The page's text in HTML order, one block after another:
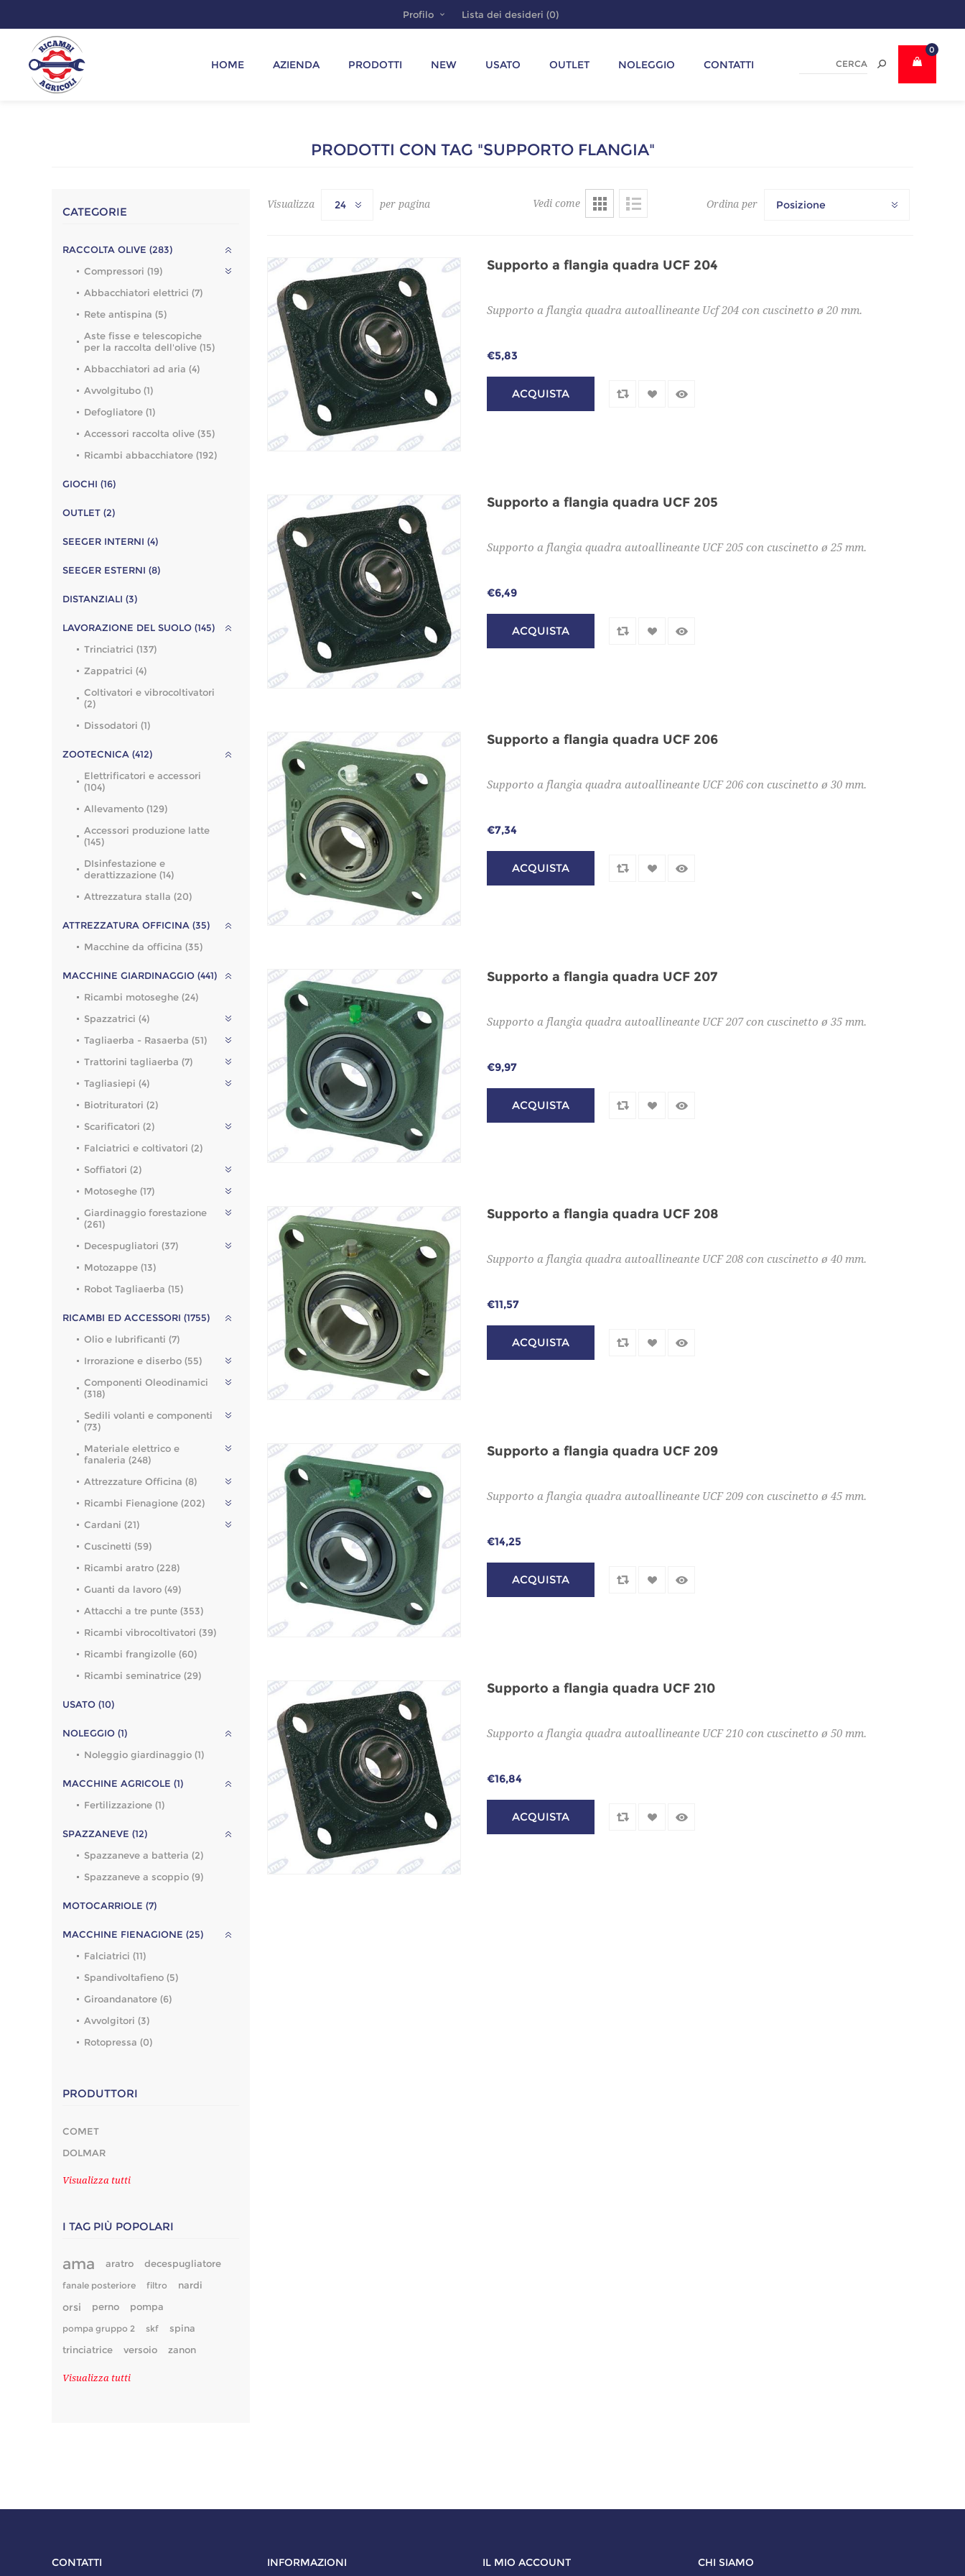
Profilo Lista dei desideri (0)
0
HOME AZIENDA PRODOTTI NEW USATO OUTLET NOLEGGIO CONTATTI
PRODOTTI CON TAG "SUPPORTO FLANGIA"
Vedi come Ordina per Posizione
Visualizza 24 per pagina
Supporto a flangia quadra UCF 204
Supporto a flangia quadra autoallineante Ucf 204 con cuscinetto ø 20 mm.
€5,83
Supporto a flangia quadra UCF 205
Supporto a flangia quadra autoallineante UCF 205 con cuscinetto ø 25 mm.
€6,49
Supporto a flangia quadra UCF 206
Supporto a flangia quadra autoallineante UCF 206 con cuscinetto ø 30 mm.
€7,34
Supporto a flangia quadra UCF 207
Supporto a flangia quadra autoallineante UCF 207 con cuscinetto ø 35 mm.
€9,97
Supporto a flangia quadra UCF 208
Supporto a flangia quadra autoallineante UCF 208 con cuscinetto ø 40 mm.
€11,57
Supporto a flangia quadra UCF 209
Supporto a flangia quadra autoallineante UCF 209 con cuscinetto ø 45 mm.
€14,25
Supporto a flangia quadra UCF 210
Supporto a flangia quadra autoallineante UCF 210 con cuscinetto ø 50 mm.
€16,84
CATEGORIE
RACCOLTA OLIVE (283)
Compressori (19)
Abbacchiatori elettrici (7)
Rete antispina (5)
Aste fisse e telescopiche
per la raccolta dell'olive (15)
Abbacchiatori ad aria (4)
Avvolgitubo (1)
Defogliatore (1)
Accessori raccolta olive (35)
Ricambi abbacchiatore (192)
GIOCHI (16)
OUTLET (2)
SEEGER INTERNI (4)
SEEGER ESTERNI (8)
DISTANZIALI (3)
LAVORAZIONE DEL SUOLO (145)
Trinciatrici (137)
Zappatrici (4)
Coltivatori e vibrocoltivatori
(2)
Dissodatori (1)
ZOOTECNICA (412)
Elettrificatori e accessori
(104)
Allevamento (129)
Accessori produzione latte
(145)
DIsinfestazione e
derattizzazione (14)
Attrezzatura stalla (20)
ATTREZZATURA OFFICINA (35)
Macchine da officina (35)
MACCHINE GIARDINAGGIO (441)
Ricambi motoseghe (24)
Spazzatrici (4)
Tagliaerba - Rasaerba (51)
Trattorini tagliaerba (7)
Tagliasiepi (4)
Biotrituratori (2)
Scarificatori (2)
Falciatrici e coltivatori (2)
Soffiatori (2)
Motoseghe (17)
Giardinaggio forestazione
(261)
Decespugliatori (37)
Motozappe (13)
Robot Tagliaerba (15)
RICAMBI ED ACCESSORI (1755)
Olio e lubrificanti (7)
Irrorazione e diserbo (55)
Componenti Oleodinamici
(318)
Sedili volanti e componenti
(73)
Materiale elettrico e
fanaleria (248)
Attrezzature Officina (8)
Ricambi Fienagione (202)
Cardani (21)
Cuscinetti (59)
Ricambi aratro (228)
Guanti da lavoro (49)
Attacchi a tre punte (353)
Ricambi vibrocoltivatori (39)
Ricambi frangizolle (60)
Ricambi seminatrice (29)
USATO (10)
NOLEGGIO (1)
Noleggio giardinaggio (1)
MACCHINE AGRICOLE (1)
Fertilizzazione (1)
SPAZZANEVE (12)
Spazzaneve a batteria (2)
Spazzaneve a scoppio (9)
MOTOCARRIOLE (7)
MACCHINE FIENAGIONE (25)
Falciatrici (11)
Spandivoltafieno (5)
Giroandanatore (6)
Avvolgitori (3)
Rotopressa (0)
PRODUTTORI
COMET
DOLMAR
Visualizza tutti
I TAG PIÙ POPOLARI
ama aratro
decespugliatore
fanale posteriore
filtro nardi
orsi perno
pompa
pompa gruppo 2
skf
spina
trinciatrice
versoio zanon
Visualizza tutti
CONTATTI INFORMAZIONI IL MIO ACCOUNT CHI SIAMO